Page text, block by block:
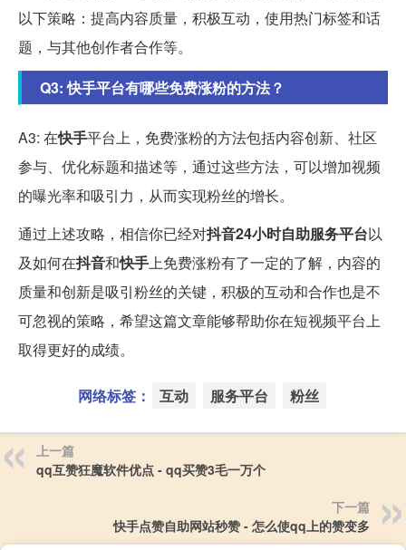
以下策略：提高内容质量，积极互动，使用热门标签和话
题，与其他创作者合作等。
Q3: 快手平台有哪些免费涨粉的方法？
A3: 在快手平台上，免费涨粉的方法包括内容创新、社区
参与、优化标题和描述等，通过这些方法，可以增加视频
的曝光率和吸引力，从而实现粉丝的增长。
通过上述攻略，相信你已经对抖音24小时自助服务平台以
及如何在抖音和快手上免费涨粉有了一定的了解，内容的
质量和创新是吸引粉丝的关键，积极的互动和合作也是不
可忽视的策略，希望这篇文章能够帮助你在短视频平台上
取得更好的成绩。
网络标签： 互动 服务平台 粉丝
上一篇
qq互赞狂魔软件优点 - qq买赞3毛一万个
下一篇
快手点赞自助网站秒赞 - 怎么使qq上的赞变多